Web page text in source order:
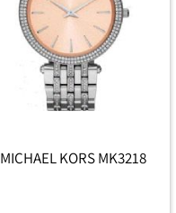
MICHAEL KORS MK3218